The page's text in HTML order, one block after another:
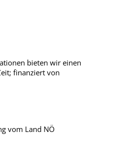
bieten wir einen
finanziert von
vom Land NÖ